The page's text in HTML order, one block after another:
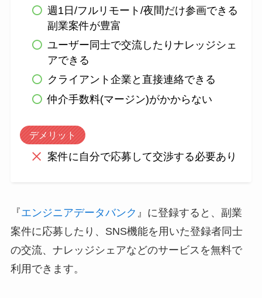
週1日/フルリモート/夜間だけ参画できる
副業案件が豊富
ユーザー同士で交流したりナレッジシェ
アできる
クライアント企業と直接連絡できる
仲介手数料(マージン)がかからない
デメリット
案件に自分で応募して交渉する必要あり
『エンジニアデータバンク 』に登録すると、副業
案件に応募したり、SNS機能を用いた登録者同士
の交流、ナレッジシェアなどのサービスを無料で
利用できます。